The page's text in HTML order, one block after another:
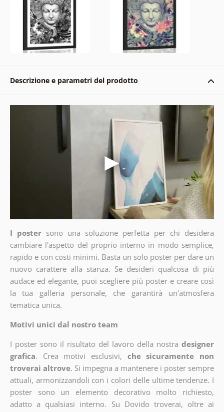
Descrizione e parametri del prodotto
I poster sono una soluzione perfetta per chi desidera
cambiare l'aspetto del proprio interno in modo semplice,
rapido e con costi minimi. Basta un solo poster per dare un
nuovo carattere alla stanza. Se desideri qualcosa di più
audace ed elegante, puoi scegliere più poster e creare così
la tua galleria personale, che garantirà un'atmosfera
tematica unica.
Motivi unici dal nostro team
I poster sono il risultato del lavoro della nostra designer
grafica. Crea motivi esclusivi, che sicuramente non
troverai altrove. Si impegna a mantenere i poster sempre
attuali, armonizzandoli con i colori delle ultime tendenze. I
poster sono un elemento decorativo molto richiesto,
adatto a qualsiasi interno. Su Dovido troverai, oltre ai